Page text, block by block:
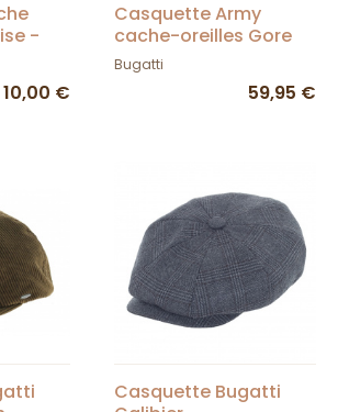
-
10,00 €
Casquette Army
cache-oreilles Gore
Tex Bleu foncé -
Bugatti
Bugatti
59,95 €
Casquette Bugatti